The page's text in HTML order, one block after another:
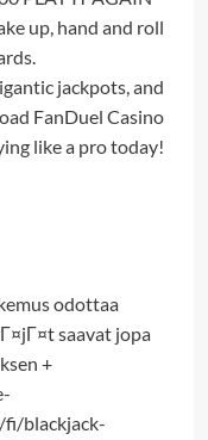
up, hand and roll
jackpots, and
FanDuel Casino
like a pro today!
odottaa
saavat jopa
+
blackjack-